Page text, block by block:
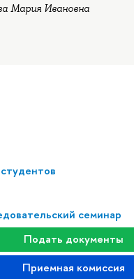
семинар
Подать документы
Приемная комиссия
Мария Ивановна